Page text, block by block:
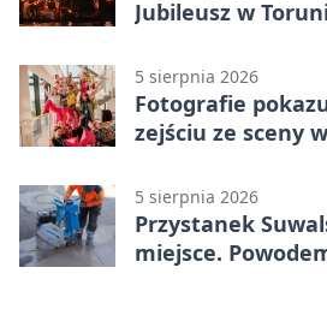
Jubileusz w
5 sierpnia 2026
Fotografie
zejściu ze sceny
5 sierpnia 2026
Przystanek
miejsce.